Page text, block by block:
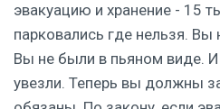
эвакуацию и хранение - 15
парковались где нельзя. Вы
Вы не были в пьяном виде.
увезли. Теперь вы должны